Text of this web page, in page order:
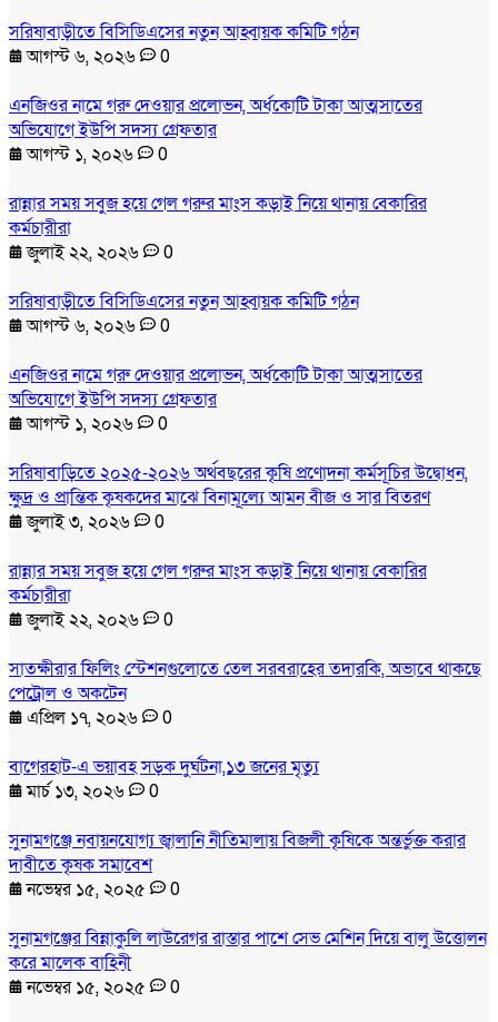
সরিষাবাড়ীতে বিসিডিএসের নতুন আহ্বায়ক কমিটি গঠন
আগস্ট ৬, ২০২৬
0
এনজিওর নামে গরু দেওয়ার প্রলোভন, অর্ধকোটি টাকা আত্মসাতের
অভিযোগে ইউপি সদস্য গ্রেফতার
আগস্ট ১, ২০২৬
0
রান্নার সময় সবুজ হয়ে গেল গরুর মাংস কড়াই নিয়ে থানায় বেকারির
কর্মচারীরা
জুলাই ২২, ২০২৬
0
সরিষাবাড়ীতে বিসিডিএসের নতুন আহ্বায়ক কমিটি গঠন
আগস্ট ৬, ২০২৬
0
এনজিওর নামে গরু দেওয়ার প্রলোভন, অর্ধকোটি টাকা আত্মসাতের
অভিযোগে ইউপি সদস্য গ্রেফতার
আগস্ট ১, ২০২৬
0
সরিষাবাড়িতে ২০২৫-২০২৬ অর্থবছরের কৃষি প্রণোদনা কর্মসূচির উদ্বোধন,
ক্ষুদ্র ও প্রান্তিক কৃষকদের মাঝে বিনামূল্যে আমন বীজ ও সার বিতরণ
জুলাই ৩, ২০২৬
0
রান্নার সময় সবুজ হয়ে গেল গরুর মাংস কড়াই নিয়ে থানায় বেকারির
কর্মচারীরা
জুলাই ২২, ২০২৬
0
সাতক্ষীরার ফিলিং স্টেশনগুলোতে তেল সরবরাহের তদারকি, অভাবে থাকছে
পেট্রোল ও অকটেন
এপ্রিল ১৭, ২০২৬
0
বাগেরহাট-এ ভয়াবহ সড়ক দুর্ঘটনা,১৩ জনের মৃত্যু
মার্চ ১৩, ২০২৬
0
সুনামগঞ্জে নবায়নযোগ্য জ্বালানি নীতিমালায় বিজলী কৃষিকে অন্তর্ভুক্ত করার
দাবীতে কৃষক সমাবেশ
নভেম্বর ১৫, ২০২৫
0
সুনামগঞ্জের বিন্নাকুলি লাউরেগর রাস্তার পাশে সেভ মেশিন দিয়ে বালু উত্তোলন
করে মালেক বাহিনী
নভেম্বর ১৫, ২০২৫
0